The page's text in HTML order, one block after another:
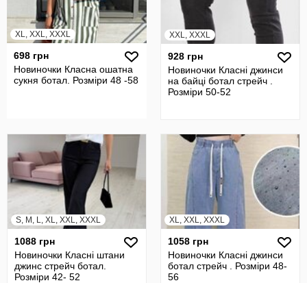
XL, XXL, XXXL
698 грн
Новиночки Класна ошатна
сукня ботал. Розміри 48 -58
XXL, XXXL
928 грн
Новиночки Класні джинси
на байці ботал стрейч .
Розміри 50-52
S, M, L, XL, XXL, XXXL
1088 грн
Новиночки Класні штани
джинс стрейч ботал.
Розмiри 42- 52
XL, XXL, XXXL
1058 грн
Новиночки Класні джинси
ботал стрейч . Розміри 48-
56